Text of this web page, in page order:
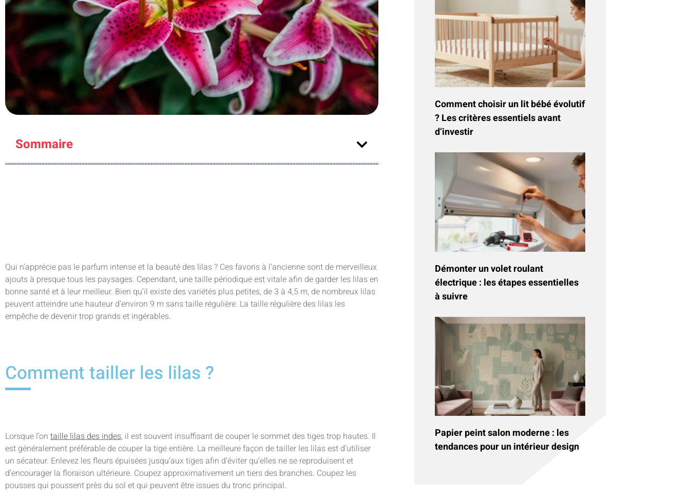
Sommaire
Qui n’apprécie pas le parfum intense et la beauté des lilas ? Ces favoris à l’ancienne sont de merveilleux
ajouts à presque tous les paysages. Cependant, une taille périodique est vitale afin de garder les lilas en
bonne santé et à leur meilleur. Bien qu’il existe des variétés plus petites, de 3 à 4,5 m, de nombreux lilas
peuvent atteindre une hauteur d’environ 9 m sans taille régulière. La taille régulière des lilas les
empêche de devenir trop grands et ingérables.
Comment tailler les lilas ?
Lorsque l’on taille lilas des indes, il est souvent insuffisant de couper le sommet des tiges trop hautes. Il
est généralement préférable de couper la tige entière. La meilleure façon de tailler les lilas est d’utiliser
un sécateur. Enlevez les fleurs épuisées jusqu’aux tiges afin d’éviter qu’elles ne se reproduisent et
d’encourager la floraison ultérieure. Coupez approximativement un tiers des branches. Coupez les
pousses qui poussent près du sol et qui peuvent être issues du tronc principal.
Comment choisir un lit bébé évolutif
? Les critères essentiels avant
d’investir
Démonter un volet roulant
électrique : les étapes essentielles
à suivre
Papier peint salon moderne : les
tendances pour un intérieur design